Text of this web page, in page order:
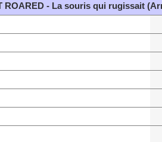
ROARED - La souris qui rugissait